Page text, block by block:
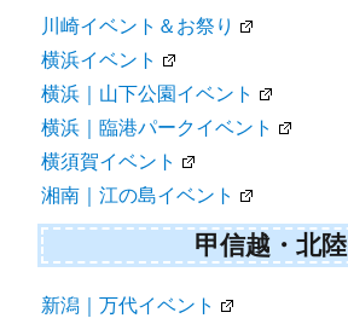
川崎イベント＆お祭り
横浜イベント
横浜｜山下公園イベント
横浜｜臨港パークイベント
横須賀イベント
湘南｜江の島イベント
甲信越・北陸
新潟｜万代イベント